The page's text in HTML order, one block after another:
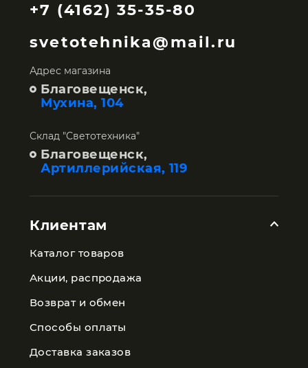
+7 (4162) 35-35-80
svetotehnika@mail.ru
Адрес магазина
Благовещенск,
Мухина, 104
Склад "Светотехника"
Благовещенск,
Артиллерийская, 119
Клиентам
Каталог товаров
Акции, распродажа
Возврат и обмен
Способы оплаты
Доставка заказов